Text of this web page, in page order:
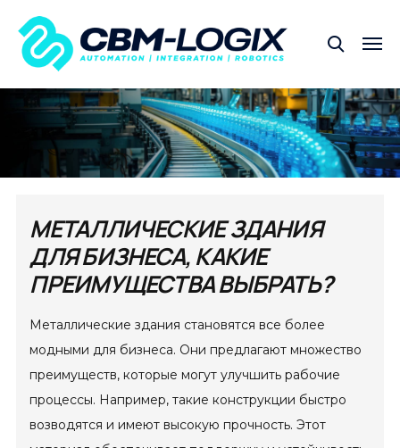
МЕТАЛЛИЧЕСКИЕ ЗДАНИЯ
ДЛЯ БИЗНЕСА, КАКИЕ
ПРЕИМУЩЕСТВА ВЫБРАТЬ?
Металлические здания становятся все более
модными для бизнеса. Они предлагают множество
преимуществ, которые могут улучшить рабочие
процессы. Например, такие конструкции быстро
возводятся и имеют высокую прочность. Этот